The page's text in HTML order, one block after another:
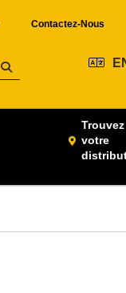
Contactez-Nous
Trouvez
votre